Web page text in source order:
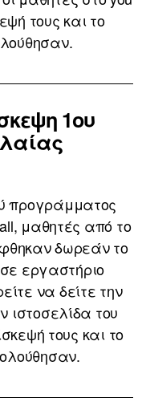
τους και το
1ου
προγράμματος
μαθητές από το
δωρεάν το
εργαστήριο
να δείτε την
του
τους και το